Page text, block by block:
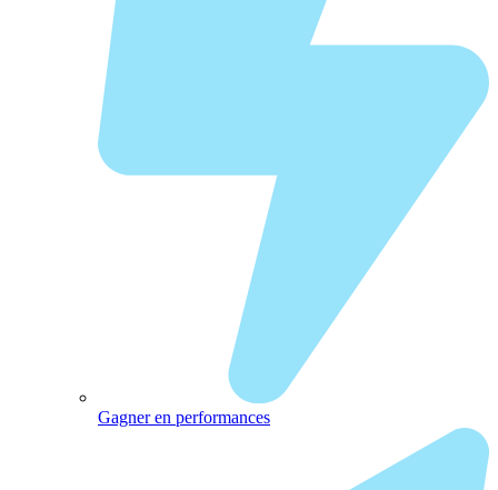
Gagner en performances